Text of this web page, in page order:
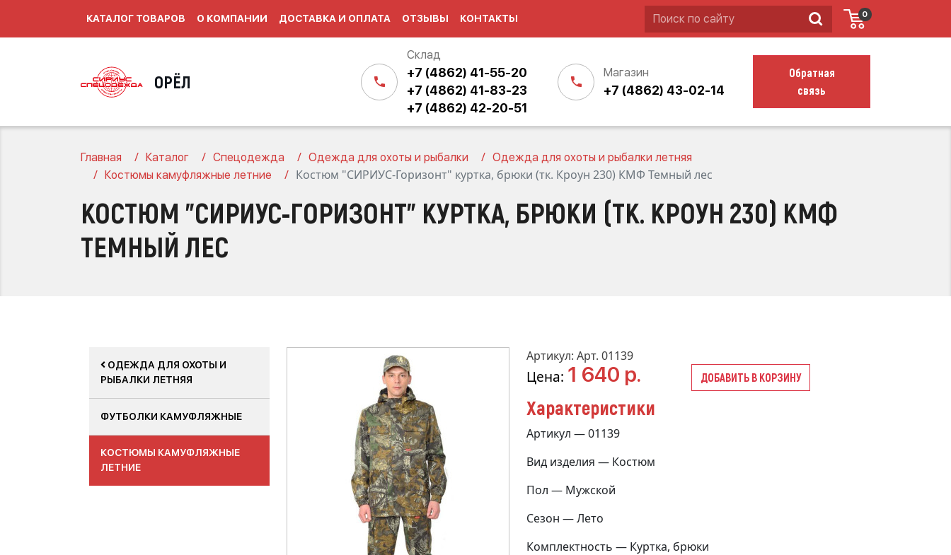
КАТАЛОГ ТОВАРОВ О КОМПАНИИ ДОСТАВКА И ОПЛАТА ОТЗЫВЫ КОНТАКТЫ 0
ОРЁЛ
Склад
+7 (4862) 41-55-20
+7 (4862) 41-83-23
+7 (4862) 42-20-51
Магазин
+7 (4862) 43-02-14
Обратная
связь
Главная Каталог Спецодежда Одежда для охоты и рыбалки
Одежда для охоты и рыбалки летняя
Костюмы камуфляжные летние
Костюм "СИРИУС-Горизонт" куртка, брюки (тк. Кроун 230) КМФ Темный лес
КОСТЮМ "СИРИУС-ГОРИЗОНТ" КУРТКА, БРЮКИ (ТК. КРОУН 230) КМФ
ТЕМНЫЙ ЛЕС
ОДЕЖДА ДЛЯ ОХОТЫ И
РЫБАЛКИ ЛЕТНЯЯ
ФУТБОЛКИ КАМУФЛЯЖНЫЕ
КОСТЮМЫ КАМУФЛЯЖНЫЕ
ЛЕТНИЕ
Артикул: Арт. 01139
Цена: 1 640 р. ДОБАВИТЬ В КОРЗИНУ
Характеристики
Артикул — 01139
Вид изделия — Костюм
Пол — Мужской
Сезон — Лето
Комплектность — Куртка, брюки